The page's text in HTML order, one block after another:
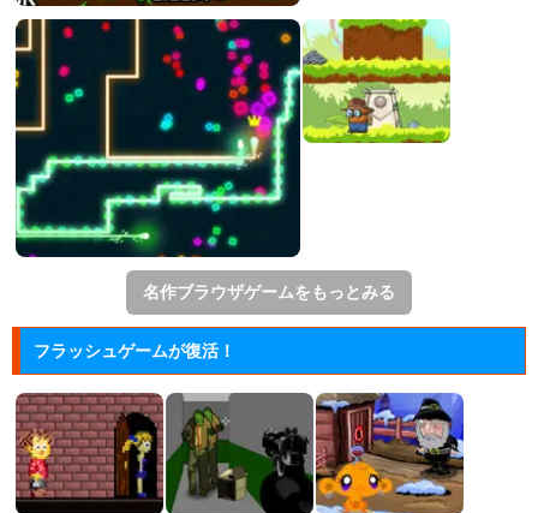
名作ブラウザゲームをもっとみる
フラッシュゲームが復活！